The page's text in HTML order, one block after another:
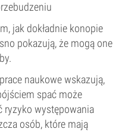
jak dokładnie konopie
pokazują, że mogą one
naukowe wskazują,
spać może
ryzyko występowania
osób, które mają